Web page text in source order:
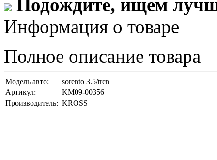
Подождите, ищем
Информация о товаре
Полное описание товара
Модель авто:
sorento 3.5/trcn
Артикул:
KM09-00356
Производитель: KROSS